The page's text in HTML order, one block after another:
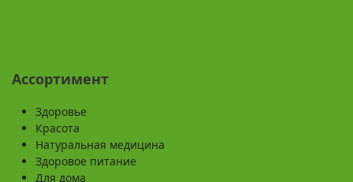
Ассортимент
Здоровье
Красота
Натуральная медицина
Здоровое питание
Для дома